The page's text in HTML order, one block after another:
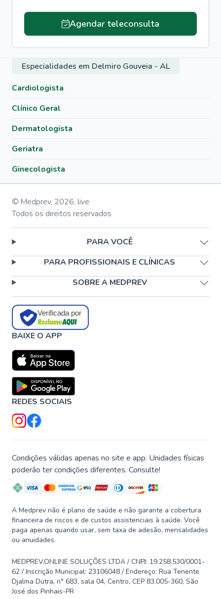
Agendar teleconsulta
Especialidades em Delmiro Gouveia - AL
Cardiologista
Clínico Geral
Dermatologista
Geriatra
Ginecologista
© Medprev, 2026, live
Todos os direitos reservados
PARA VOCÊ
PARA PROFISSIONAIS E CLÍNICAS
SOBRE A MEDPREV
Verificada por
BAIXE O APP
REDES SOCIAIS
Condições válidas apenas no site e app. Unidades físicas
poderão ter condições diferentes. Consulte!
A Medprev não é plano de saúde e não garante a cobertura
financeira de riscos e de custos assistenciais à saúde. Você
paga apenas quando usar, sem taxa de adesão, mensalidades
ou anuidades.
MEDPREV.ONLINE SOLUÇÕES LTDA / CNPJ: 19.258.530/0001-
62 / Inscrição Municipal: 23106048 / Endereço: Rua Tenente
Djalma Dutra, n° 683, sala 04, Centro, CEP 83.005-360, São
José dos Pinhais-PR